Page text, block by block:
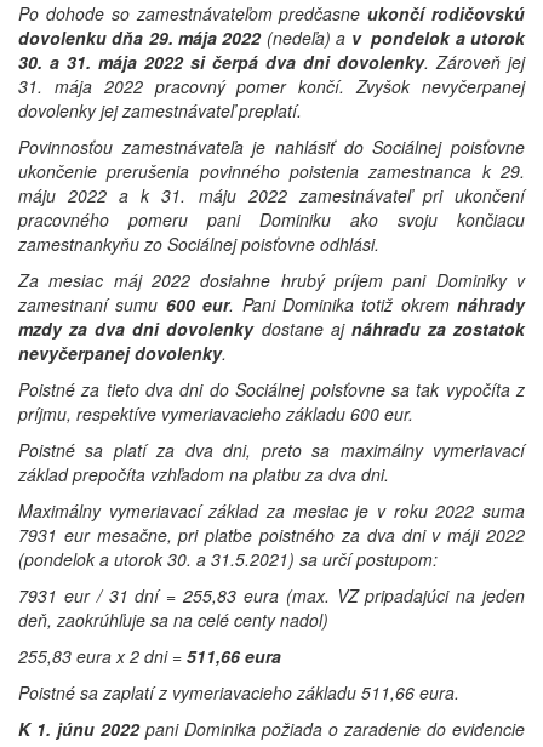
Po dohode so zamestnávateľom predčasneukončí rodičovskú
dovolenku dňa 29. mája 2022(nedeľa) a v pondelok a utorok
30. a 31. mája 2022 si čerpá dva dni dovolenky. Zároveň jej
31. mája 2022 pracovný pomer končí. Zvyšok nevyčerpanej
dovolenky jej zamestnávateľ preplatí.
Povinnosťou zamestnávateľa je nahlásiť do Sociálnej poisťovne
ukončenie prerušenia povinného poistenia zamestnanca k 29.
máju 2022 a k 31. máju 2022 zamestnávateľ pri ukončení
pracovného pomeru pani Dominiku ako svoju končiacu
zamestnankyňu zo Sociálnej poisťovne odhlási.
Za mesiac máj 2022 dosiahne hrubý príjem pani Dominiky v
zamestnaní sumu 600 eur. Pani Dominika totiž okrem náhrady
mzdy za dva dni dovolenkydostane aj náhradu za zostatok
nevyčerpanej dovolenky.
Poistné za tieto dva dni do Sociálnej poisťovne sa tak vypočíta z
príjmu, respektíve vymeriavacieho základu 600 eur.
Poistné sa platí za dva dni, preto sa maximálny vymeriavací
základ prepočíta vzhľadom na platbu za dva dni.
Maximálny vymeriavací základ za mesiac je v roku 2022 suma
7931 eur mesačne, pri platbe poistného za dva dni v máji 2022
(pondelok a utorok 30. a 31.5.2021) sa určí postupom:
7931 eur / 31 dní = 255,83 eura (max. VZ pripadajúci na jeden
deň, zaokrúhľuje sa na celé centy nadol)
255,83 eura x 2 dni = 511,66 eura
Poistné sa zaplatí z vymeriavacieho základu 511,66 eura.
K 1. júnu 2022pani Dominika požiada o zaradenie do evidencie